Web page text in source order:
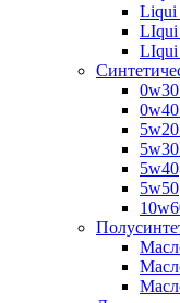
LIqui
LIqui
5w40
5w50